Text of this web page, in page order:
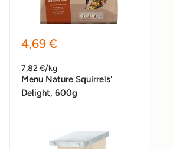
Sonderpreis
4,69 €
7,82 €/kg
Menu Nature Squirrels'
Delight, 600g